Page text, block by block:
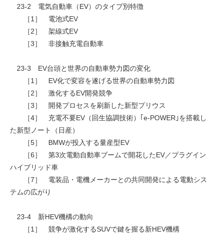
23-2 電気自動車（EV）のタイプ別特徴
［1］ 電池式EV
［2］ 架線式EV
［3］ 非接触充電自動車
23-3 EV台頭と世界の自動車勢力図の変化
［1］ EV化で変容を遂げる世界の自動車勢力図
［2］ 激化するEV開発競争
［3］ 開発プロセスを刷新した新型プリウス
［4］ 充電不要EV（回生協調技術）｢e-POWER｣を搭載し
た新型ノート（日産）
［5］ BMWが投入する量産型EV
［6］ 第3次電動自動車ブームで開花したEV／プラグイン
ハイブリッド車
［7］ 電装品・電機メーカーとの共同開発による電動シス
テムの広がり
23-4 新HEV機構の動向
［1］ 競争が激化するSUVで鍵を握る新HEV機構